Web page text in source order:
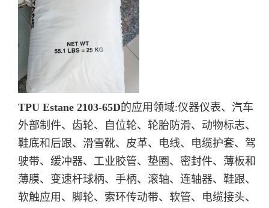
TPU Estane 2103-65D的应用领域:仪器仪表、汽车
外部制件、齿轮、自位轮、轮胎防滑、动物标志、
鞋底和后跟、滑雪靴、皮革、电线、电缆护套、驾
驶带、缓冲器、工业胶管、垫圈、密封件、薄板和
薄膜、变速杆球柄、手柄、滚轴、连轴器、鞋跟、
软触应用、脚轮、索环传动带、软管、电缆接头、